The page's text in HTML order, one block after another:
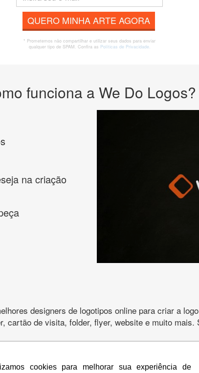
cookies para melhorar sua experiência de
QUERO MINHA ARTE AGORA
* Prometemos não compartilhar e utilizar seus dados para enviar
qualquer tipo de SPAM. Confira as Políticas de Privacidade.
funciona a We Do Logos?
na criação
designers de logotipos online para criar a
cartão de visita, folder, flyer, website e muito